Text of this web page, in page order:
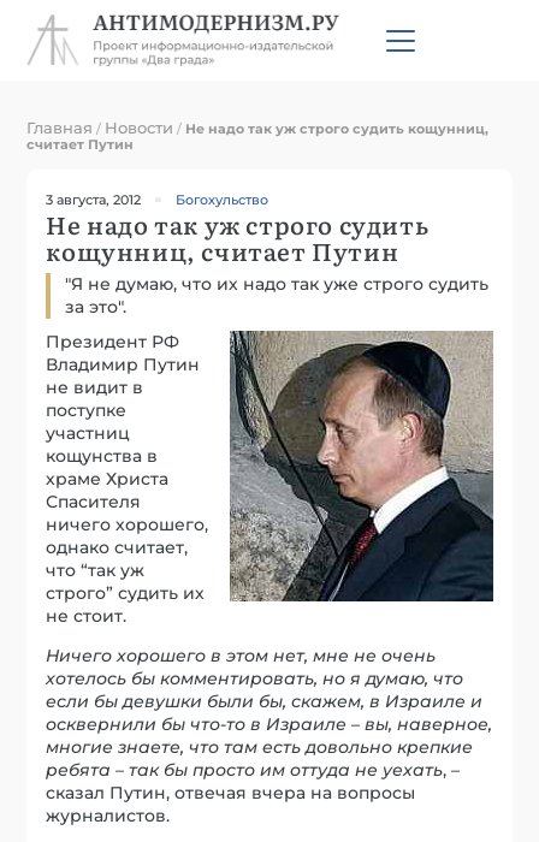
Главная / Новости / Не надо так уж строго судить кощунниц,
считает Путин
3 августа, 2012 Богохульство
Не надо так уж строго судить
кощунниц, считает Путин
"Я не думаю, что их надо так уже строго судить
за это".
Президент РФ
Владимир Путин
не видит в
поступке
участниц
кощунства в
храме Христа
Спасителя
ничего хорошего,
однако считает,
что “так уж
строго” судить их
не стоит.
Ничего хорошего в этом нет, мне не очень
хотелось бы комментировать, но я думаю, что
если бы девушки были бы, скажем, в Израиле и
осквернили бы что-то в Израиле – вы, наверное,
многие знаете, что там есть довольно крепкие
ребята – так бы просто им оттуда не уехать, –
сказал Путин, отвечая вчера на вопросы
журналистов.